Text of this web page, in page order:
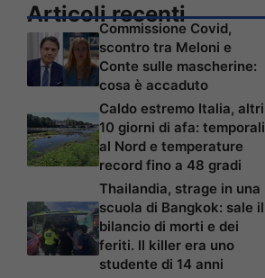
Articoli recenti
Commissione Covid,
scontro tra Meloni e
Conte sulle mascherine:
cosa è accaduto
Caldo estremo Italia, altri
10 giorni di afa: temporali
al Nord e temperature
record fino a 48 gradi
Thailandia, strage in una
scuola di Bangkok: sale il
bilancio di morti e dei
feriti. Il killer era uno
studente di 14 anni